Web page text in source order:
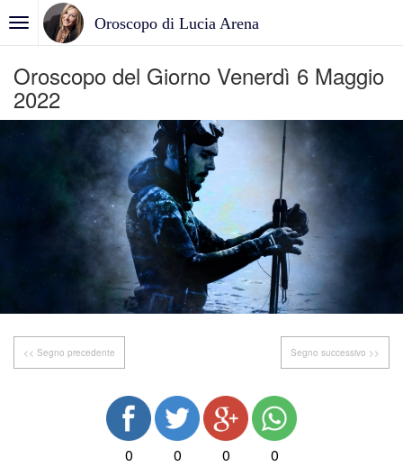
Oroscopo di Lucia Arena
Oroscopo del Giorno Venerdì 6 Maggio
2022
<< Segno precedente Segno successivo >>
0 0 0 0